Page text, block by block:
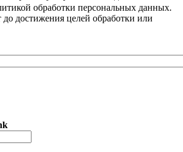
о текстовых форматах
обработки персональных данных.
до достижения целей обработки или